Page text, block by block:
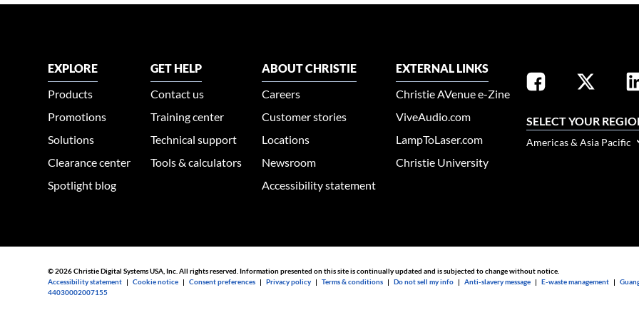
EXPLORE
Products
Promotions
Solutions
Clearance center
Spotlight blog
GET HELP
Contact us
Training center
Technical support
Tools & calculators
ABOUT CHRISTIE
Careers
Customer stories
Locations
Newsroom
Accessibility statement
EXTERNAL LINKS
Christie AVenue e-Zine
ViveAudio.com
LampToLaser.com
Christie University
SELECT YOUR
Americas & Asia Pacific
© 2026 Christie Digital Systems USA, Inc. All rights reserved. Information presented on this site is continually updated and is subjected to change without notice.
Accessibility statement |Cookie notice |Consent preferences |Privacy policy |Terms & conditions |Do not sell my info |Anti-slavery message |E-waste management |
44030002007155